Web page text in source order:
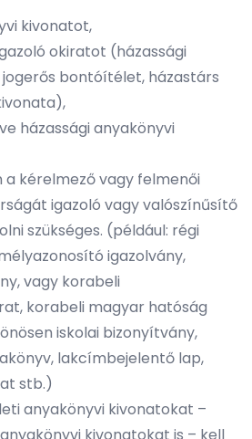
kivonatot,
okiratot (házassági
bontóítélet, házastárs
házassági anyakönyvi
a kérelmező vagy felmenői
igazoló vagy valószínűsítő
szükséges. (például: régi
igazolvány,
vagy korabeli
korabeli magyar hatóság
iskolai bizonyítvány,
lakcímbejelentő lap,
stb.)
anyakönyvi kivonatokat –